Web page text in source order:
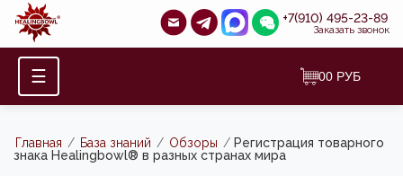
+7(910) 495-23-89
Заказать звонок
☰ 00 РУБ
Главная / База знаний / Обзоры / Регистрация товарного
знака Healingbowl® в разных странах мира